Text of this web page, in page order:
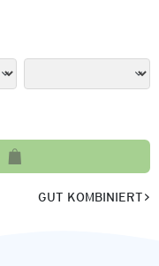
GUT KOMBINIERT